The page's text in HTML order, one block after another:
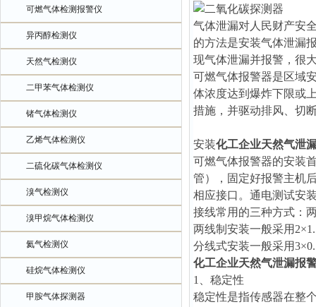
可燃气体检测报警仪
异丙醇检测仪
天然气检测仪
二甲苯气体检测仪
锗气体检测仪
乙烯气体检测仪
二硫化碳气体检测仪
溴气检测仪
溴甲烷气体检测仪
氦气检测仪
硅烷气体检测仪
甲胺气体探测器
气体泄漏对人民财产安
的方法是安装气体泄漏
现气体泄漏并报警，很
可燃气体报警器是区域
体浓度达到爆炸下限或
措施，并驱动排风、切
安装化工企业天然气泄
可燃气体报警器的安装
管），固定好报警主机
相应接口。通电测试安
接线常用的三种方式：
两线制安装一般采用
分线式安装一般采用
化工企业天然气泄漏报
1、稳定性
稳定性是指传感器在整